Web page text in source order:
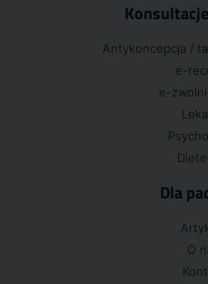
Antykoncepcja /
e-
e-
Dla
O